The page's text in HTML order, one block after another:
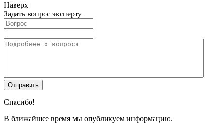
Наверх
Задать вопрос эксперту
Спасибо!
В ближайшее время мы опубликуем информацию.